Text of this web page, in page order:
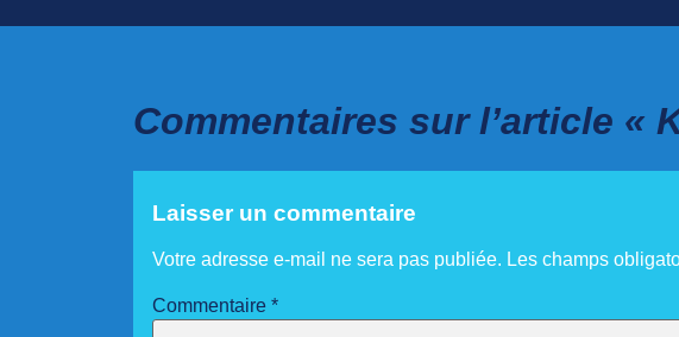
Commentaires sur l’article «
Laisser un commentaire
Votre adresse e-mail ne sera pas publiée. Les champs
Commentaire *